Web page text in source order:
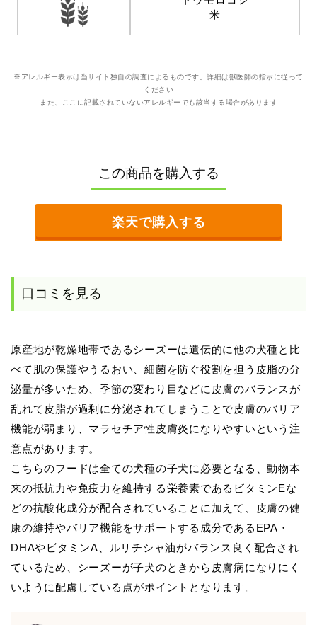
米
※アレルギー表示は当サイト独自の調査によるものです。詳細は獣医師の指示に従って
ください
また、ここに記載されていないアレルギーでも該当する場合があります
この商品を購入する
楽天で購入する
口コミを見る
原産地が乾燥地帯であるシーズーは遺伝的に他の犬種と比
べて肌の保護やうるおい、細菌を防ぐ役割を担う皮脂の分
泌量が多いため、季節の変わり目などに皮膚のバランスが
乱れて皮脂が過剰に分泌されてしまうことで皮膚のバリア
機能が弱まり、マラセチア性皮膚炎になりやすいという注
意点があります。
こちらのフードは全ての犬種の子犬に必要となる、動物本
来の抵抗力や免疫力を維持する栄養素であるビタミンEな
どの抗酸化成分が配合されていることに加えて、皮膚の健
康の維持やバリア機能をサポートする成分であるEPA・
DHAやビタミンA、ルリチシャ油がバランス良く配合され
ているため、シーズーが子犬のときから皮膚病になりにく
いように配慮している点がポイントとなります。